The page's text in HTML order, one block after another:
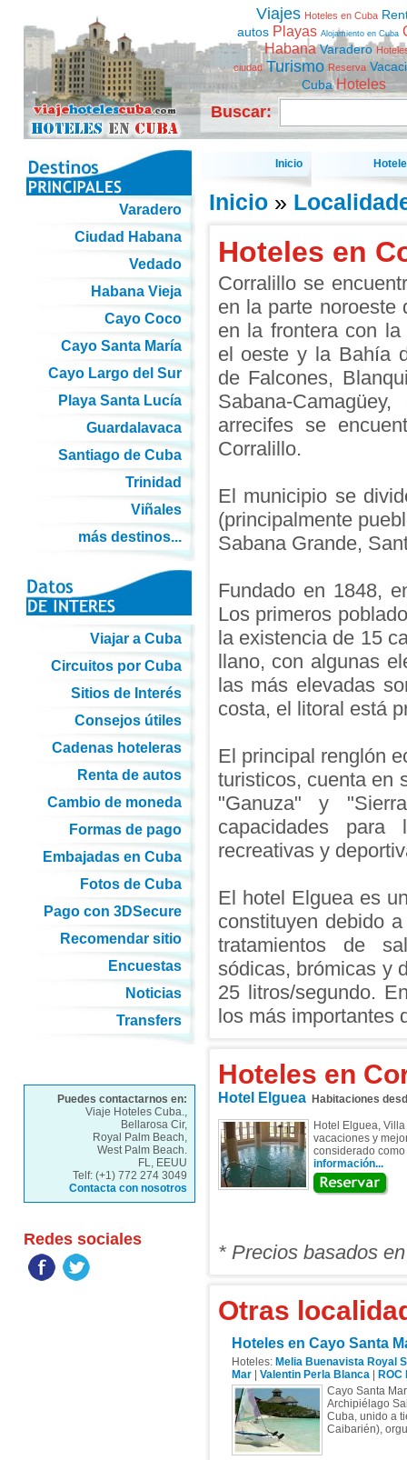
Viajes Hoteles en Cuba
autos Playas Alojamiento en Cuba
Habana Varadero
ciudad Turismo Reserva
Cuba Hoteles
Buscar:
Inicio
Inicio»
Hoteles en
Corralillo se
en la parte noroeste
en la frontera con
el oeste y la Bahía
de Falcones,
Sabana-
arrecifes se
Corralillo.
El municipio se
(principalmente
Sabana Grande,
Fundado en 1848,
Los primeros
la existencia de 15
llano, con algunas
las más elevadas
costa, el litoral está
El principal renglón
turisticos, cuenta en
"Ganuza" y
capacidades para
recreativas y
El hotel Elguea es
constituyen debido
tratamientos de
sódicas, brómicas y
25 litros/segundo.
los más importantes
Hoteles en
Hotel ElgueaHabitaciones
Hotel Elguea,
vacaciones y
considerado
información...
* Precios basados
Otras
Hoteles en Cayo Santa
Hoteles: Melia Buenavista Royal
Mar| Valentin Perla Blanca|
ROC
Cayo Santa
Archipiélago
Cuba, unido a
Caibarién),
Varadero
Ciudad Habana
Vedado
Habana Vieja
Cayo Coco
Cayo Santa María
Cayo Largo del Sur
Playa Santa Lucía
Guardalavaca
Santiago de Cuba
Trinidad
Viñales
más destinos...
Viajar a Cuba
Circuitos por Cuba
Sitios de Interés
Consejos útiles
Cadenas hoteleras
Renta de autos
Cambio de moneda
Formas de pago
Embajadas en Cuba
Fotos de Cuba
Pago con 3DSecure
Recomendar sitio
Encuestas
Noticias
Transfers
Puedes contactarnos en:
Viaje Hoteles Cuba.,
Bellarosa Cir,
Royal Palm Beach,
West Palm Beach.
FL, EEUU
Telf: (+1) 772 274 3049
Contacta con nosotros
Redes sociales